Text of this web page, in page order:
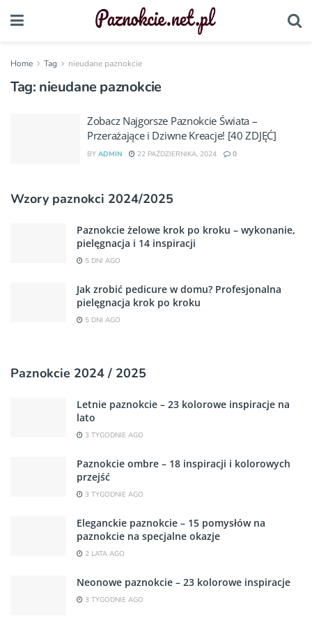
Home Tag nieudane paznokcie
Tag: nieudane paznokcie
Zobacz Najgorsze Paznokcie Świata –
Przerażające i Dziwne Kreacje! [40 ZDJĘĆ]
BY ADMIN 22 PAŹDZIERNIKA, 2024 0
Wzory paznokci 2024/2025
Paznokcie żelowe krok po kroku – wykonanie,
pielęgnacja i 14 inspiracji
5 DNI AGO
Jak zrobić pedicure w domu? Profesjonalna
pielęgnacja krok po kroku
5 DNI AGO
Paznokcie 2024 / 2025
Letnie paznokcie – 23 kolorowe inspiracje na
lato
3 TYGODNIE AGO
Paznokcie ombre – 18 inspiracji i kolorowych
przejść
3 TYGODNIE AGO
Eleganckie paznokcie – 15 pomysłów na
paznokcie na specjalne okazje
2 LATA AGO
Neonowe paznokcie – 23 kolorowe inspiracje
3 TYGODNIE AGO